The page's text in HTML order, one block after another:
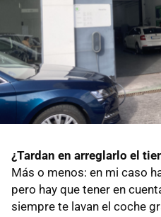
¿Tardan en arreglarlo el
Más o menos: en mi caso
pero hay que tener en
siempre te lavan el coche